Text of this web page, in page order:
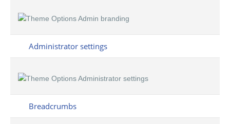
Administrator settings
Breadcrumbs